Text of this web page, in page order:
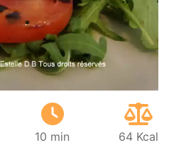
10 min 64 Kcal